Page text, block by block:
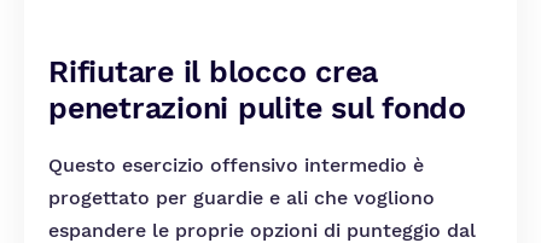
Rifiutare il blocco crea
penetrazioni pulite sul fondo
Questo esercizio offensivo intermedio è
progettato per guardie e ali che vogliono
espandere le proprie opzioni di punteggio dal